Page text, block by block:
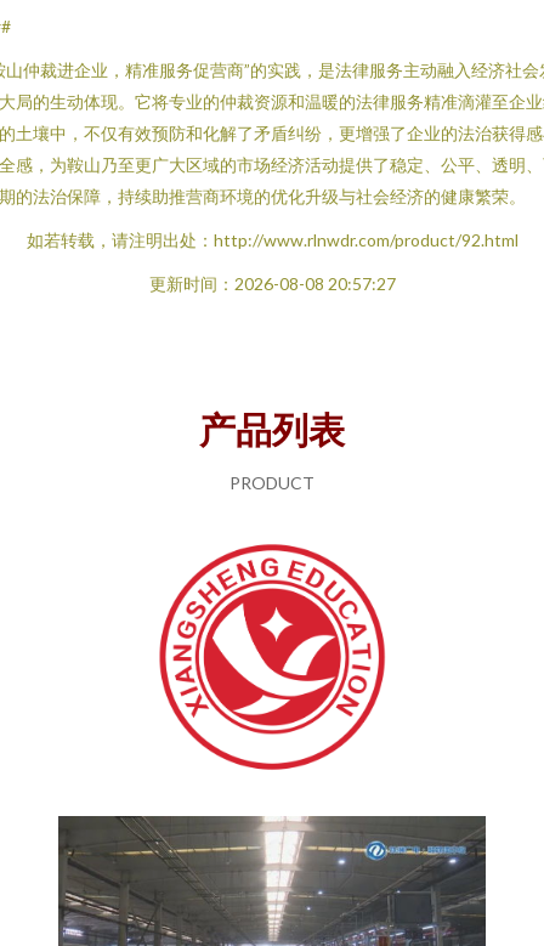
山仲裁进企业，精准服务促营商”的实践，是法律服务主动融入经济社会
局的生动体现。它将专业的仲裁资源和温暖的法律服务精准滴灌至企
土壤中，不仅有效预防和化解了矛盾纠纷，更增强了企业的法治获得
感，为鞍山乃至更广大区域的市场经济活动提供了稳定、公平、透明
的法治保障，持续助推营商环境的优化升级与社会经济的健康繁荣。
如若转载，请注明出处：http://www.rlnwdr.com/product/92.html
更新时间：2026-08-08 20:57:27
产品列表
PRODUCT